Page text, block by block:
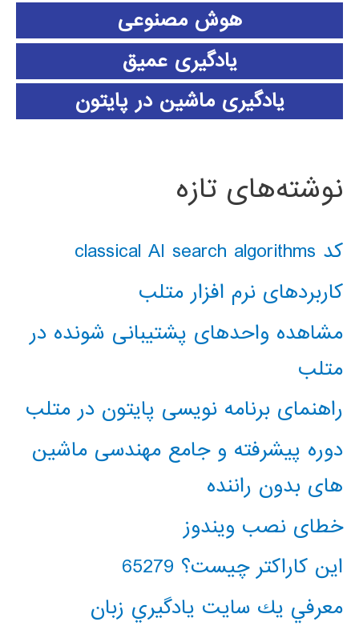
هوش مصنوعی
یادگیری عمیق
یادگیری ماشین در پایتون
نوشته‌های تازه
کد classical AI search algorithms
کاربردهای نرم افزار متلب
مشاهده واحدهای پشتیبانی شونده در
متلب
راهنمای برنامه نویسی پایتون در متلب
دوره پیشرفته و جامع مهندسی ماشین
های بدون راننده
خطای نصب ویندوز
این کاراکتر چیست؟ 65279
معرفي يك سايت يادگيري زبان